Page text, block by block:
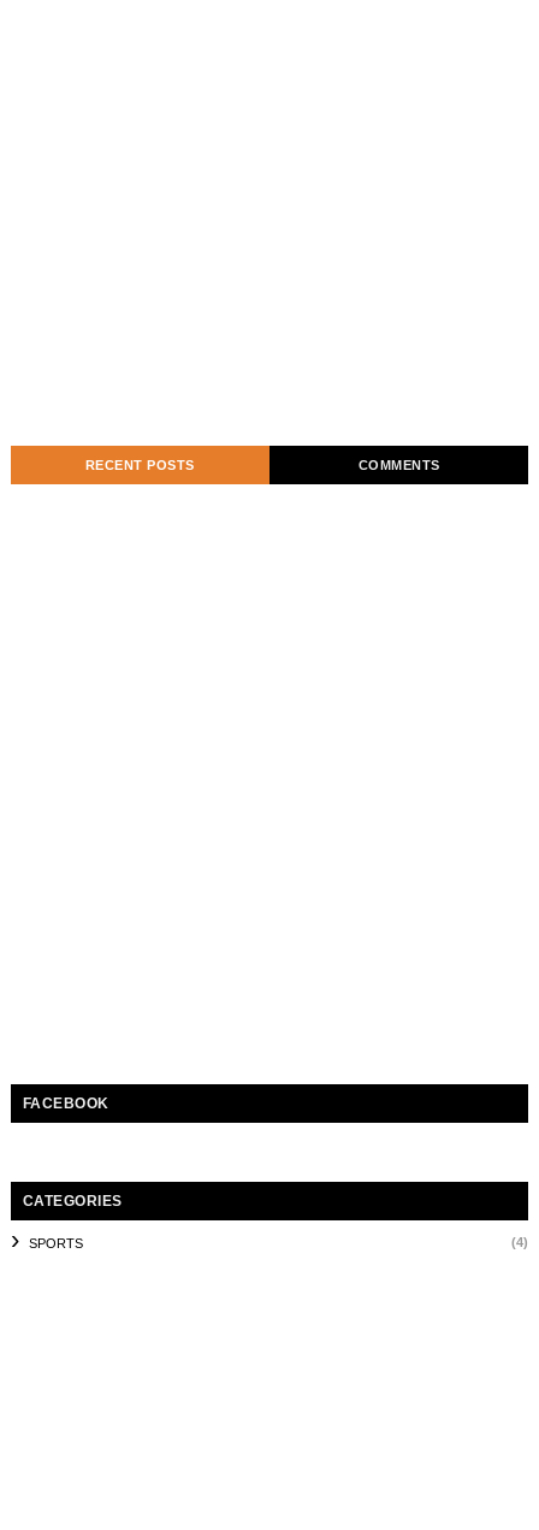
RECENT POSTS COMMENTS
FACEBOOK
CATEGORIES
SPORTS (4)